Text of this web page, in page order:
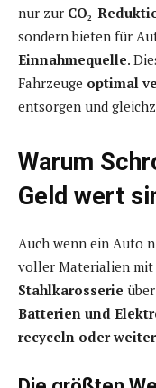
nur zur CO₂-
sondern bieten für
Einnahmequelle.
Fahrzeuge optimal
entsorgen und
Warum
Geld wert
Auch wenn ein Auto
voller Materialien mit
Stahlkarosserie
Batterien und
recyceln oder